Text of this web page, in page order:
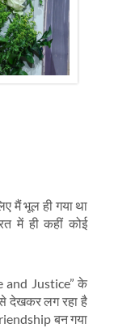
मैं भूल ही गया था
में ही कहीं कोई
and Justice” के
देखकर लग रहा है
बन गया